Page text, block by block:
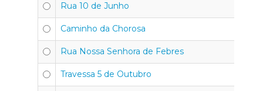
Rua 10 de Junho
Caminho da Chorosa
Rua Nossa Senhora de Febres
Travessa 5 de Outubro